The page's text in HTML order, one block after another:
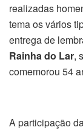
realizadas
tema os vários
entrega de
Rainha do Lar,
comemorou 54
A participação